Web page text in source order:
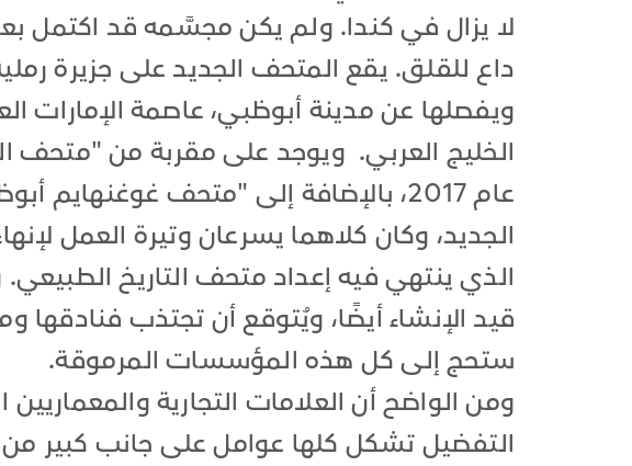
لا يزال في كندا. ولم يكن مجسَّمه قد اكتمل
داع للقلق. يقع المتحف الجديد على جزيرة
ويفصلها عن مدينة أبوظبي، عاصمة الإمارات
الخليج العربي. ويوجد على مقربة من "متحف
عام 2017، بالإضافة إلى "متحف
الجديد، وكان كلاهما يسرعان وتيرة العمل
الذي ينتهي فيه إعداد متحف التاريخ الطبيعي.
قيد الإنشاء أيضًا، ويُتوقع أن تجتذب فنادقها
ستحج إلى كل هذه المؤسسات المرموقة.
ومن الواضح أن العلامات التجارية
التفضيل تشكل كلها عوامل على جانب كبير من